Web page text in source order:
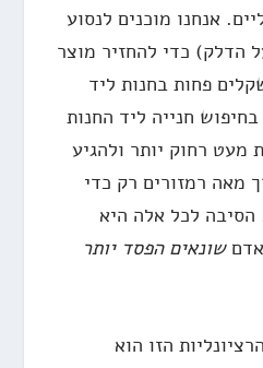
אנחנו מוכנים לנסוע
הדלק) כדי להחזיר מוצר
פחות בחנות ליד
חנייה ליד החנות
מעט רחוק יותר ולהגיע
מאה רמזורים רק כדי
לכל אלה היא
שונאים הפסד יותר
הזו הוא